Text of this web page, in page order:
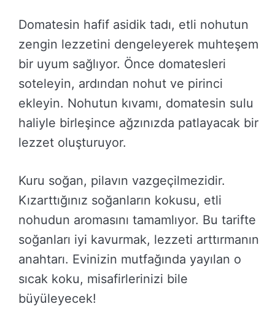
Domatesin hafif asidik tadı, etli nohutun
zengin lezzetini dengeleyerek muhteşem
bir uyum sağlıyor. Önce domatesleri
soteleyin, ardından nohut ve pirinci
ekleyin. Nohutun kıvamı, domatesin sulu
haliyle birleşince ağzınızda patlayacak bir
lezzet oluşturuyor.
Kuru soğan, pilavın vazgeçilmezidir.
Kızarttığınız soğanların kokusu, etli
nohudun aromasını tamamlıyor. Bu tarifte
soğanları iyi kavurmak, lezzeti arttırmanın
anahtarı. Evinizin mutfağında yayılan o
sıcak koku, misafirlerinizi bile
büyüleyecek!